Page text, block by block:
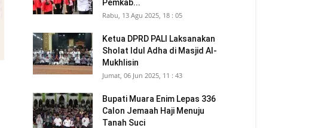
Pemkab...
Rabu, 13 Agu 2025, 18 : 05
Ketua DPRD PALI Laksanakan
Sholat Idul Adha di Masjid Al-
Mukhlisin
Jumat, 06 Jun 2025, 11 : 43
Bupati Muara Enim Lepas 336
Calon Jemaah Haji Menuju
Tanah Suci